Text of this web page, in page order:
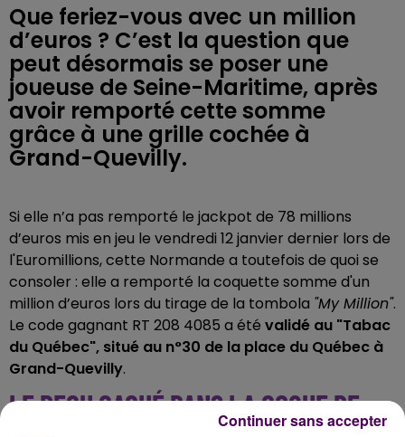
Que feriez-vous avec un million
d’euros ? C’est la question que
peut désormais se poser une
joueuse de Seine-Maritime, après
avoir remporté cette somme
grâce à une grille cochée à
Grand-Quevilly.
Si elle n’a pas remporté le jackpot de 78 millions
d’euros mis en jeu le vendredi 12 janvier dernier lors de
l'Euromillions, cette Normande a toutefois de quoi se
consoler : elle a remporté la coquette somme d'un
million d’euros lors du tirage de la tombola "My Million".
Le code gagnant RT 208 4085 a été validé au "Tabac
du Québec", situé au n°30 de la place du Québec à
Grand-Quevilly.
LE REÇU CACHÉ DANS LA COQUE DE
Continuer sans accepter